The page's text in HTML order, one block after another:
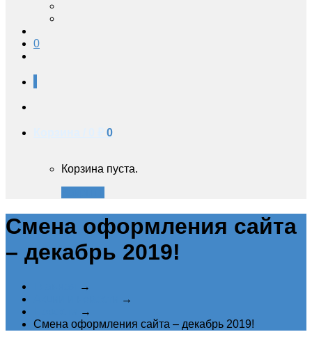
0
0
Корзина пуста.
Смена оформления сайта
– декабрь 2019!
→
→
→
Смена оформления сайта – декабрь 2019!